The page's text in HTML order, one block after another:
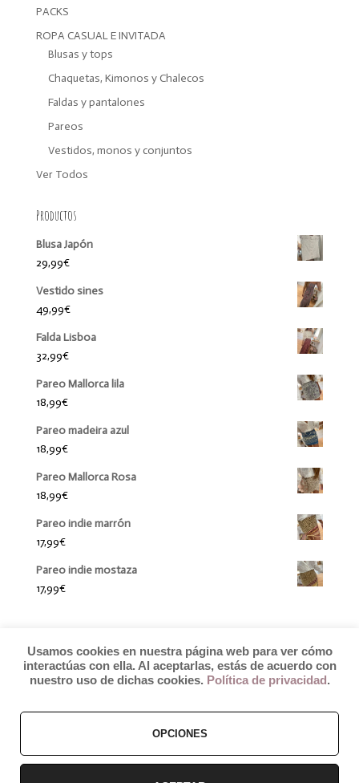
PACKS
ROPA CASUAL E INVITADA
Blusas y tops
Chaquetas, Kimonos y Chalecos
Faldas y pantalones
Pareos
Vestidos, monos y conjuntos
Ver Todos
Productos
Blusa Japón
29,99€
Vestido sines
49,99€
Falda Lisboa
32,99€
Pareo Mallorca lila
18,99€
Pareo madeira azul
18,99€
Pareo Mallorca Rosa
18,99€
Pareo indie marrón
17,99€
Pareo indie mostaza
17,99€
© 2019 by Débora Colette
Términos y Condiciones Cambios y Devoluciones
Usamos cookies en nuestra página web para ver cómo
interactúas con ella. Al aceptarlas, estás de acuerdo con
nuestro uso de dichas cookies. Política de privacidad .
OPCIONES